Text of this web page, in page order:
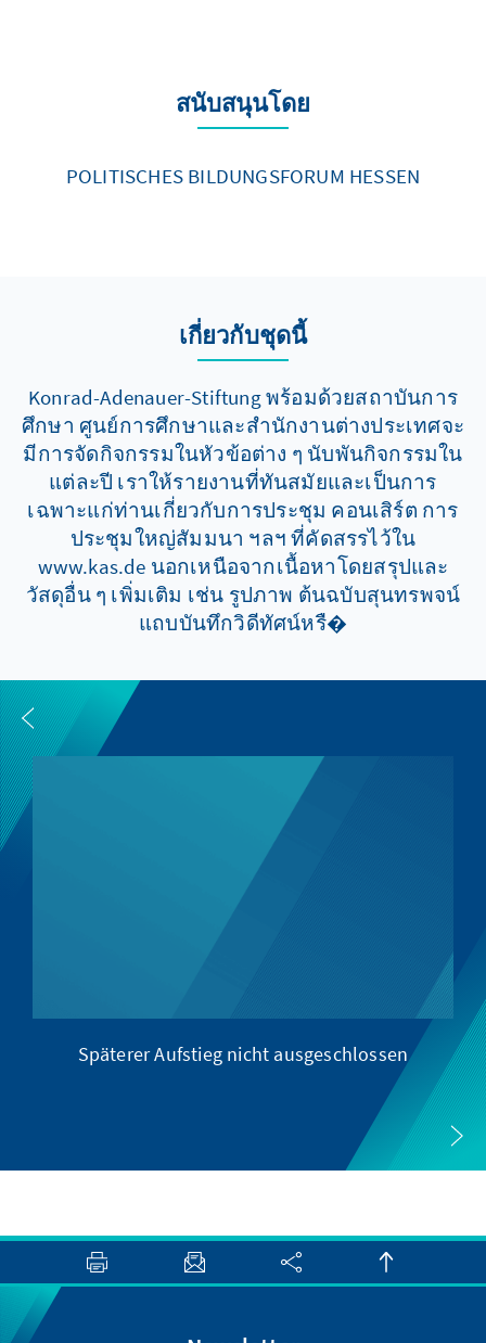
สนับสนุนโดย
POLITISCHES BILDUNGSFORUM HESSEN
เกี่ยวกับชุดนี้
Konrad-Adenauer-Stiftung พร้อมด้วยสถาบันการ
ศึกษา ศูนย์การศึกษาและสำนักงานต่างประเทศจะ
มีการจัดกิจกรรมในหัวข้อต่าง ๆ นับพันกิจกรรมใน
แต่ละปี เราให้รายงานที่ทันสมัยและเป็นการ
เฉพาะแก่ท่านเกี่ยวกับการประชุม คอนเสิร์ต การ
ประชุมใหญ่สัมมนา ฯลฯ ที่คัดสรรไว้ใน
www.kas.de นอกเหนือจากเนื้อหาโดยสรุปและ
วัสดุอื่น ๆ เพิ่มเติม เช่น รูปภาพ ต้นฉบับสุนทรพจน์
แถบบันทึกวิดีทัศน์หรื�
Späterer Aufstieg nicht ausgeschlossen